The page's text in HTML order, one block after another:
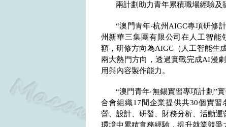
兩計劃助力青年累積職場經驗及
“澳門青年‧杭州 AIGC專項研修
州新華三集團有限公司在人工智能
額，研修方向為AIGC（人工智能生
兩大熱門方向，透過實戰完成AI漫
用與內容製作能力。
“澳門青年‧無錫實習專項計劃”
合會組織17 間企業提供共30個實習
營、設計、研發、財務分析、活動
環境中累積實務經驗，提升就業競爭